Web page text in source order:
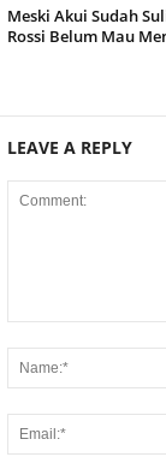
Meski Akui Sudah
Rossi Belum Mau
LEAVE A REPLY